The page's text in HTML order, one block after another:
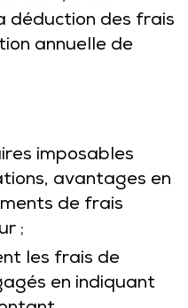
déduction des frais
annuelle de
imposables
avantages en
de frais
;
les frais de
en indiquant